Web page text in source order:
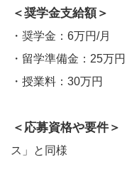
＜奨学金支給額＞
・奨学金：6万円/月
・留学準備金：25
・授業料：30万円
＜応募資格や要件＞
ス」と同様